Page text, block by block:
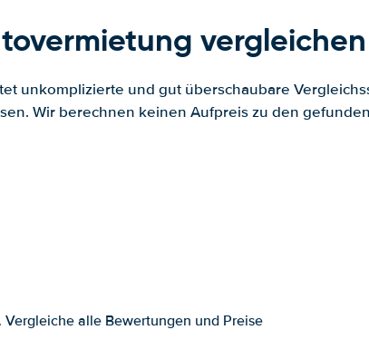
vergleichen
unkomplizierte und gut überschaubare
Wir berechnen keinen Aufpreis zu den
alle Bewertungen und Preise